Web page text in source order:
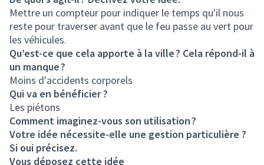
Mettre un compteur pour indiquer le temps qu'il nous
reste pour traverser avant que le feu passe au vert pour
les véhicules.
Qu’est-ce que cela apporte à la ville ? Cela répond-il à
un manque ?
Moins d'accidents corporels
Qui va en bénéficier ?
Les piétons
Comment imaginez-vous son utilisation ?
Votre idée nécessite-elle une gestion particulière ?
Si oui précisez.
Vous déposez cette idée